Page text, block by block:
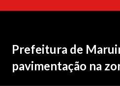
Prefeitura de
pavimentação na